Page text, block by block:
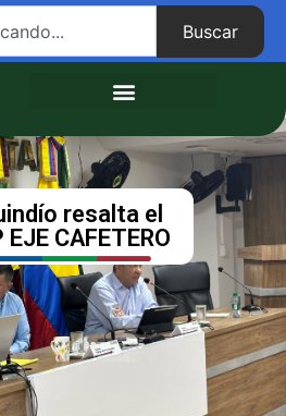
Buscar
resalta el
CAFETERO